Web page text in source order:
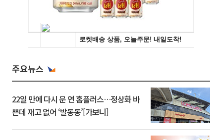
주요뉴스
22일 만에 다시 문 연 홈플러스…정상화 바
쁜데 재고 없어 ‘발동동’[가보니]